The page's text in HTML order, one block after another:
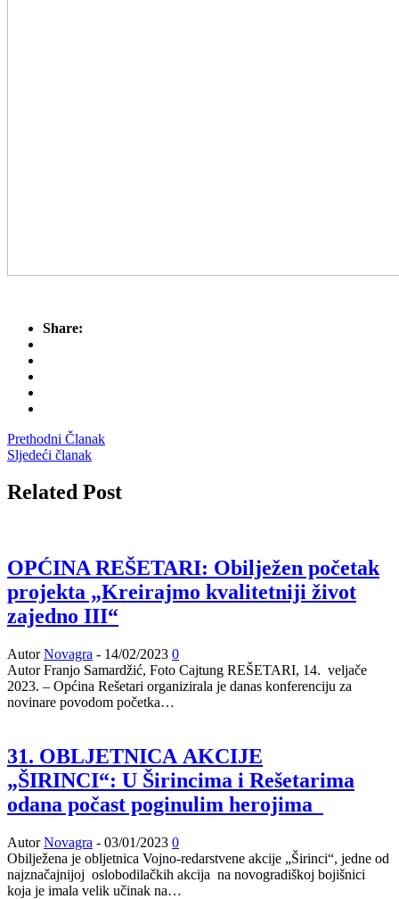
Share:
Prethodni Članak
Sljedeći članak
Related Post
OPĆINA REŠETARI: Obilježen početak
projekta „Kreirajmo kvalitetniji život
zajedno III“
Autor Novagra - 14/02/2023 0
Autor Franjo Samardžić, Foto Cajtung REŠETARI, 14. veljače
2023. – Općina Rešetari organizirala je danas konferenciju za
novinare povodom početka…
31. OBLJETNICA AKCIJE
„ŠIRINCI“: U Širincima i Rešetarima
odana počast poginulim herojima
Autor Novagra - 03/01/2023 0
Obilježena je obljetnica Vojno-redarstvene akcije „Širinci“, jedne od
najznačajnijoj oslobodilačkih akcija na novogradiškoj bojišnici
koja je imala velik učinak na…